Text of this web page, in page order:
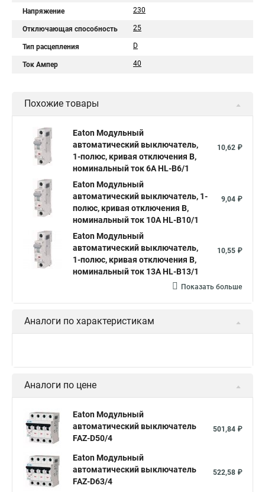
Напряжение 230
Отключающая способность 25
Тип расцепления D
Ток Ампер 40
Похожие товары
Eaton Модульный
автоматический выключатель,
1-полюс, кривая отключения B,
номинальный ток 6А HL-B6/1
10,62 ₽
Eaton Модульный
автоматический выключатель, 1-
полюс, кривая отключения B,
номинальный ток 10А HL-B10/1
9,04 ₽
Eaton Модульный
автоматический выключатель,
1-полюс, кривая отключения B,
номинальный ток 13А HL-B13/1
10,55 ₽
Показать больше
Аналоги по характеристикам
Аналоги по цене
Eaton Модульный
автоматический выключатель
FAZ-D50/4
501,84 ₽
Eaton Модульный
автоматический выключатель
FAZ-D63/4
522,58 ₽